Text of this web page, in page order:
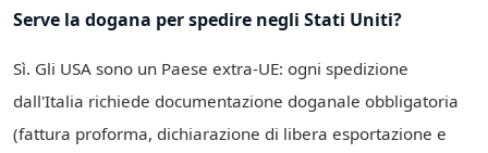
Serve la dogana per spedire negli Stati Uniti?
Sì. Gli USA sono un Paese extra-UE: ogni spedizione
dall'Italia richiede documentazione doganale obbligatoria
(fattura proforma, dichiarazione di libera esportazione e